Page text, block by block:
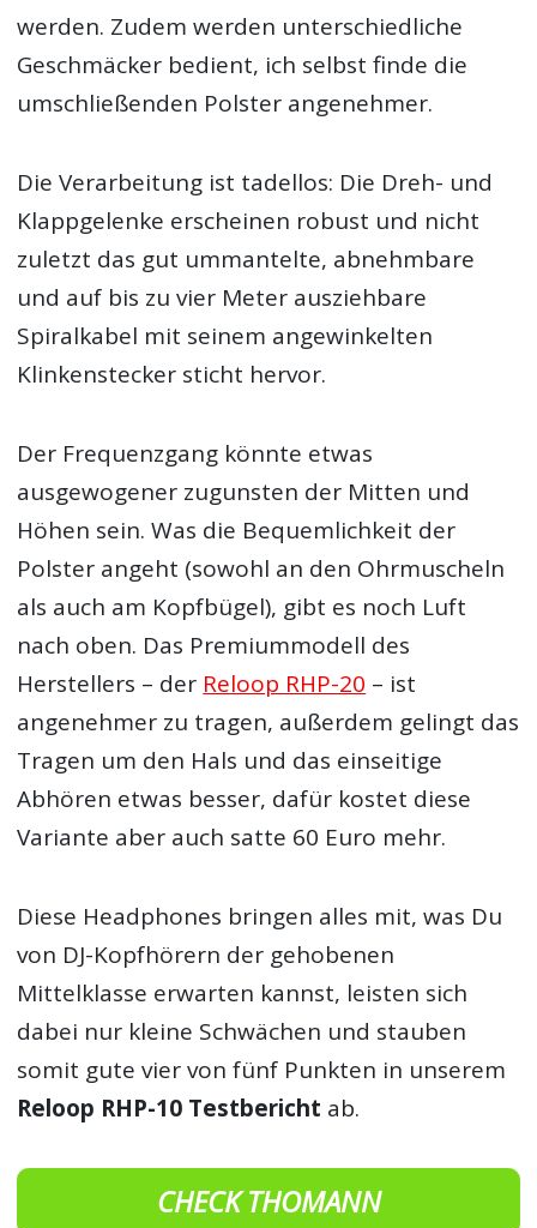
werden. Zudem werden unterschiedliche
Geschmäcker bedient, ich selbst finde die
umschließenden Polster angenehmer.
Die Verarbeitung ist tadellos: Die Dreh- und
Klappgelenke erscheinen robust und nicht
zuletzt das gut ummantelte, abnehmbare
und auf bis zu vier Meter ausziehbare
Spiralkabel mit seinem angewinkelten
Klinkenstecker sticht hervor.
Der Frequenzgang könnte etwas
ausgewogener zugunsten der Mitten und
Höhen sein. Was die Bequemlichkeit der
Polster angeht (sowohl an den Ohrmuscheln
als auch am Kopfbügel), gibt es noch Luft
nach oben. Das Premiummodell des
Herstellers – der Reloop RHP-20 – ist
angenehmer zu tragen, außerdem gelingt das
Tragen um den Hals und das einseitige
Abhören etwas besser, dafür kostet diese
Variante aber auch satte 60 Euro mehr.
Diese Headphones bringen alles mit, was Du
von DJ-Kopfhörern der gehobenen
Mittelklasse erwarten kannst, leisten sich
dabei nur kleine Schwächen und stauben
somit gute vier von fünf Punkten in unserem
Reloop RHP-10 Testbericht ab.
CHECK THOMANN